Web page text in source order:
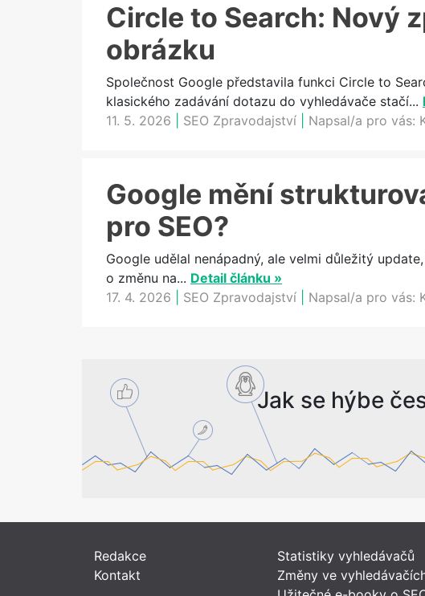
Circle to Search: Nový
obrázku
Společnost Google představila funkci Circle to
klasického zadávání dotazu do vyhledávače stačí...
11. 5. 2026
SEO Zpravodajství Napsal/a pro vás:
Google mění
pro SEO?
Google udělal nenápadný, ale velmi důležitý
o změnu na... Detail článku »
17. 4. 2026
SEO Zpravodajství Napsal/a pro vás:
Jak se hýbe
Redakce
Kontakt
Statistiky vyhledávačů
Změny ve